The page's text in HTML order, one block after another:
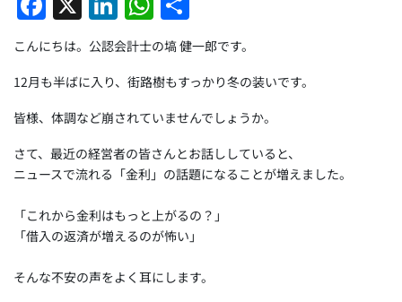
a
c
e
b
o
o
k
n
k
e
dI
n
h
at
s
A
p
p
有
こんにちは。公認会計士の塙 健一郎です。
12月も半ばに入り、街路樹もすっかり冬の装いです。
皆様、体調など崩されていませんでしょうか。
さて、最近の経営者の皆さんとお話ししていると、
ニュースで流れる「金利」の話題になることが増えました。
「これから金利はもっと上がるの？」
「借入の返済が増えるのが怖い」
そんな不安の声をよく耳にします。